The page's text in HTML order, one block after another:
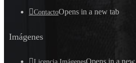
ContactoOpens in a new tab
Imágenes
Licencia ImágenesOpens in a